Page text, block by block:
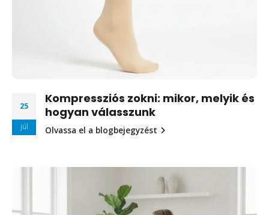
25
júl
Kompressziós zokni: mikor, melyik és
hogyan válasszunk
Olvassa el a blogbejegyzést